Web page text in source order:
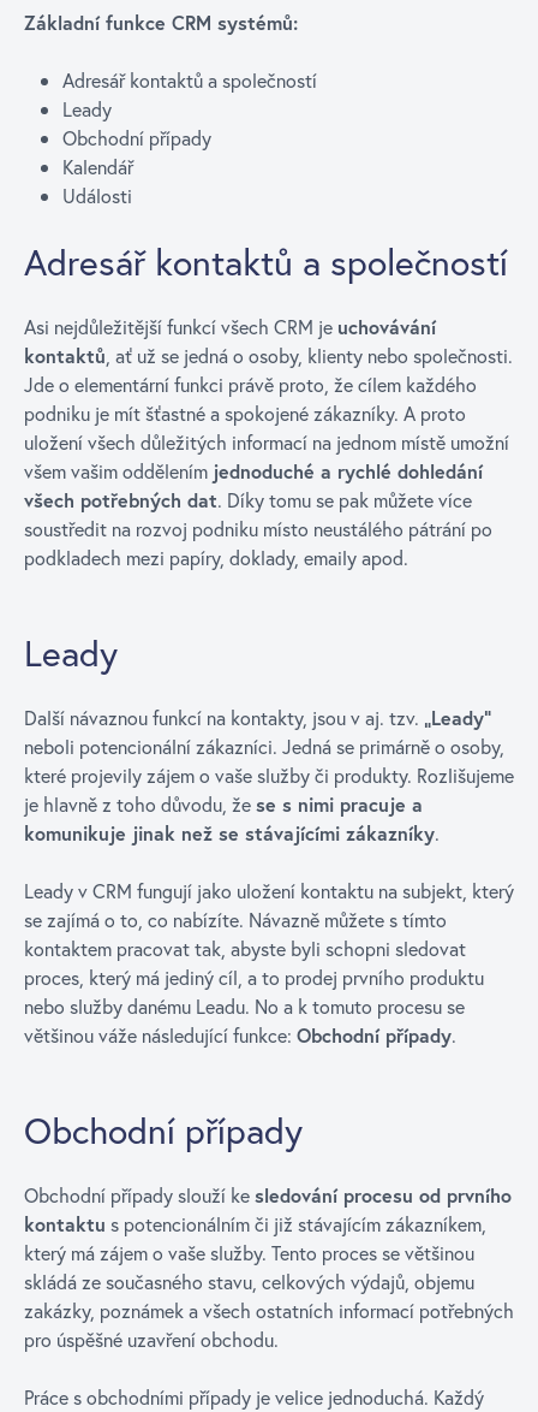
Základní funkce CRM systémů:
Adresář kontaktů a společností
Leady
Obchodní případy
Kalendář
Události
Adresář kontaktů a společností
Asi nejdůležitější funkcí všech CRM je uchovávání
kontaktů, ať už se jedná o osoby, klienty nebo společnosti.
Jde o elementární funkci právě proto, že cílem každého
podniku je mít šťastné a spokojené zákazníky. A proto
uložení všech důležitých informací na jednom místě umožní
všem vašim oddělením jednoduché a rychlé dohledání
všech potřebných dat. Díky tomu se pak můžete více
soustředit na rozvoj podniku místo neustálého pátrání po
podkladech mezi papíry, doklady, emaily apod.
Leady
Další návaznou funkcí na kontakty, jsou v aj. tzv. „Leady“
neboli potencionální zákazníci. Jedná se primárně o osoby,
které projevily zájem o vaše služby či produkty. Rozlišujeme
je hlavně z toho důvodu, žese s nimi pracuje a
komunikuje jinak než se stávajícími zákazníky.
Leady v CRM fungují jako uložení kontaktu na subjekt, který
se zajímá o to, co nabízíte. Návazně můžete s tímto
kontaktem pracovat tak, abyste byli schopni sledovat
proces, který má jediný cíl, a to prodej prvního produktu
nebo služby danému Leadu. No a k tomuto procesu se
většinou váže následující funkce: Obchodní případy.
Obchodní případy
Obchodní případy slouží kesledování procesu od prvního
kontaktu s potencionálním či již stávajícím zákazníkem,
který má zájem o vaše služby. Tento proces se většinou
skládá ze současného stavu, celkových výdajů, objemu
zakázky, poznámek a všech ostatních informací potřebných
pro úspěšné uzavření obchodu.
Práce s obchodními případy je velice jednoduchá. Každý